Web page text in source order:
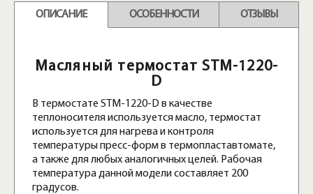
ОПИСАНИЕ ОСОБЕННОСТИ ОТЗЫВЫ
Масляный термостат STM-1220-
D
В термостате STM-1220-D в качестве
теплоносителя используется масло, термостат
используется для нагрева и контроля
температуры пресс-форм в термопластавтомате,
а также для любых аналогичных целей. Рабочая
температура данной модели составляет 200
градусов.